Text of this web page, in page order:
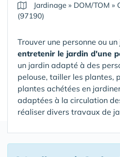
Jardinage » DOM/TOM »
(97190)
Trouver une personne ou
entretenir le jardin d'une
un jardin adapté à des
pelouse, tailler les plantes,
plantes achétées en
adaptées à la circulation
réaliser divers travaux de